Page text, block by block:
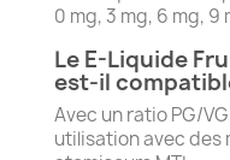
0 mg, 3 mg, 6 mg, 9
Le E-Liquide
est-il
Avec un ratio PG/
utilisation avec des